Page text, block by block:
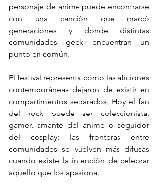
personaje de anime puede encontrarse
con una canción que marcó
generaciones y donde distintas
comunidades geek encuentran un
punto en común.
El festival representa cómo las aficiones
contemporáneas dejaron de existir en
compartimentos separados. Hoy el fan
del rock puede ser coleccionista,
gamer, amante del anime o seguidor
del cosplay; las fronteras entre
comunidades se vuelven más difusas
cuando existe la intención de celebrar
aquello que los apasiona.